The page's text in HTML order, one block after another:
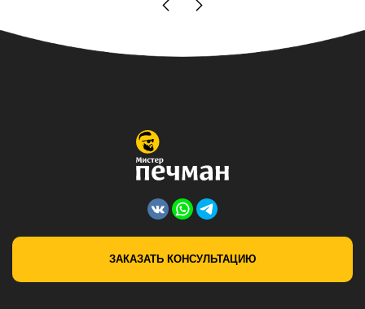
ЗАКАЗАТЬ КОНСУЛЬТАЦИЮ